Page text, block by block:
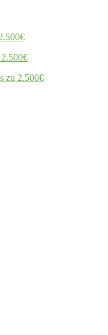
zu 2.500€